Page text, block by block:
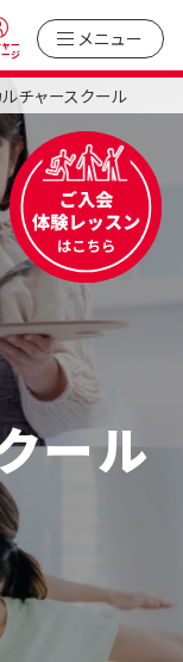
ー
ジ
メニュー
ール
チャースクール